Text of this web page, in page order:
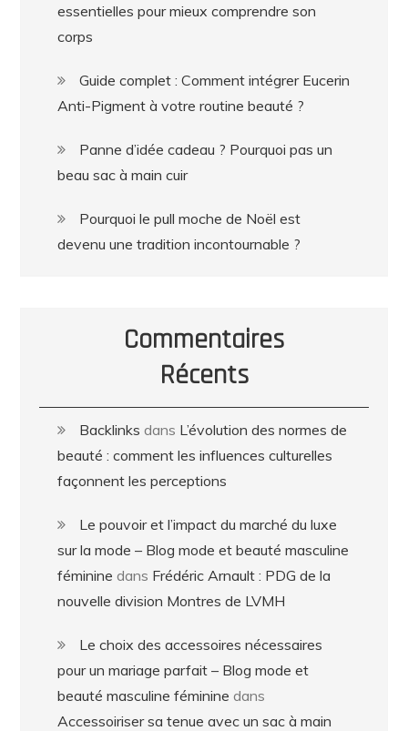
essentielles pour mieux comprendre son
corps
Guide complet : Comment intégrer Eucerin
Anti-Pigment à votre routine beauté ?
Panne d’idée cadeau ? Pourquoi pas un
beau sac à main cuir
Pourquoi le pull moche de Noël est
devenu une tradition incontournable ?
Commentaires
Récents
Backlinks dans L’évolution des normes de
beauté : comment les influences culturelles
façonnent les perceptions
Le pouvoir et l’impact du marché du luxe
sur la mode – Blog mode et beauté masculine
féminine dans Frédéric Arnault : PDG de la
nouvelle division Montres de LVMH
Le choix des accessoires nécessaires
pour un mariage parfait – Blog mode et
beauté masculine féminine dans
Accessoiriser sa tenue avec un sac à main